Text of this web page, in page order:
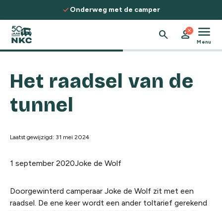
Spring naar de inhoud
checkOnderweg met de camper
search person
close menu
Menu
Het raadsel van de
tunnel
Laatst gewijzigd: 31 mei 2024
1 september 2020Joke de Wolf
Doorgewinterd camperaar Joke de Wolf zit met een
raadsel. De ene keer wordt een ander toltarief gerekend